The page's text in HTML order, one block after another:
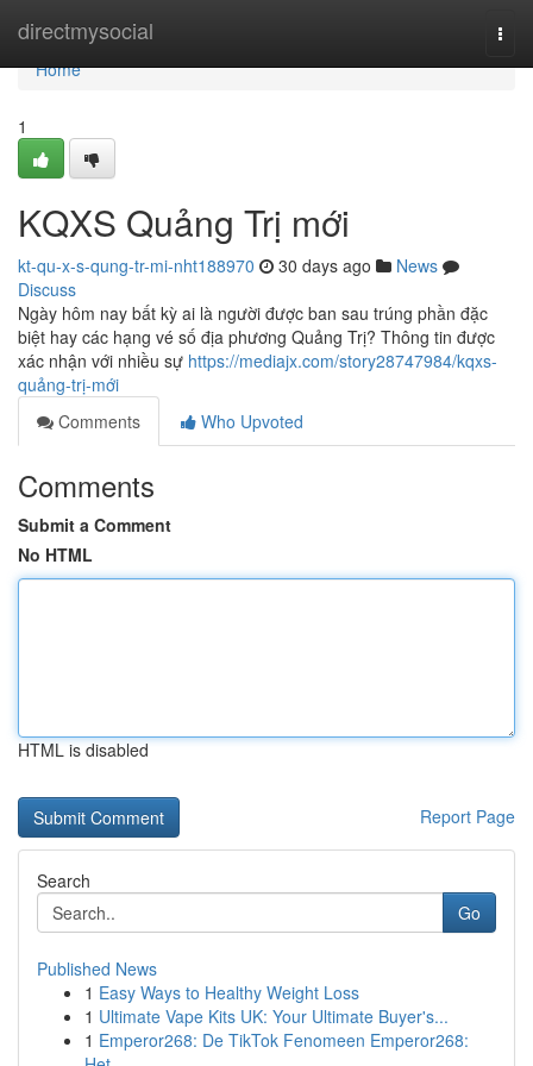
directmysocial
Home
Home
1
KQXS Quảng Trị mới
kt-qu-x-s-qung-tr-mi-nht188970 30 days ago
News
Discuss
Ngày hôm nay bất kỳ ai là người được ban sau trúng phần đặc
biệt hay các hạng vé số địa phương Quảng Trị? Thông tin được
xác nhận với nhiều sự https://mediajx.com/story28747984/kqxs-
quảng-trị-mới
Comments
Who Upvoted
Comments
Submit a Comment
No HTML
HTML is disabled
Report Page
Search
Go
Published News
1 Easy Ways to Healthy Weight Loss
1 Ultimate Vape Kits UK: Your Ultimate Buyer's...
1 Emperor268: De TikTok Fenomeen Emperor268: